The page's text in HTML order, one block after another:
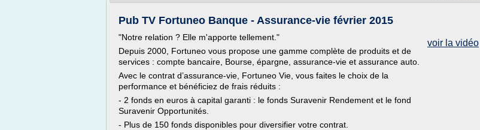
Pub TV Fortuneo Banque - Assurance-vie février 2015
voir la vidéo
"Notre relation ? Elle m'apporte tellement."
Depuis 2000, Fortuneo vous propose une gamme complète de produits et de
services : compte bancaire, Bourse, épargne, assurance-vie et assurance auto.
Avec le contrat d’assurance-vie, Fortuneo Vie, vous faites le choix de la
performance et bénéficiez de frais réduits :
- 2 fonds en euros à capital garanti : le fonds Suravenir Rendement et le fond
Suravenir Opportunités.
- Plus de 150 fonds disponibles pour diversifier votre contrat.